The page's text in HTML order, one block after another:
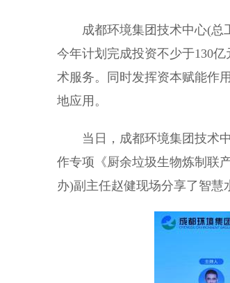
成都环境集团技术中心(总工
今年计划完成投资不少于130
术服务。同时发挥资本赋能作
地应用。
当日，成都环境集团技术中
作专项《厨余垃圾生物炼制联
办)副主任赵健现场分享了智慧